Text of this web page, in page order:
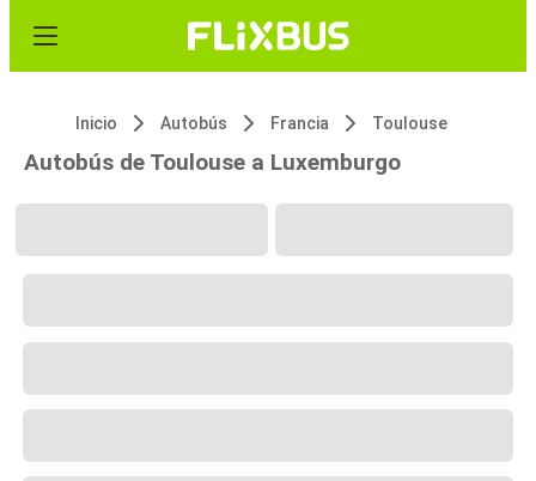
Inicio Autobús Francia Toulouse
Autobús de Toulouse a Luxemburgo